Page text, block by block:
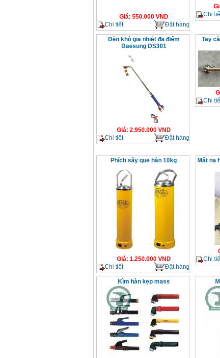
Giá: 550.000VND
Chi tiết
Đặt hàng
Chi
Đèn khò gia nhiệt đa điểm
Daesung DS301
Giá: 2.950.000VND
Chi tiết
Đặt hàng
Tay
Chi
Phích sấy que hàn 10kg
Giá: 1.250.000VND
Chi tiết
Đặt hàng
Mặt nạ
Chi
Kìm hàn kẹp mass